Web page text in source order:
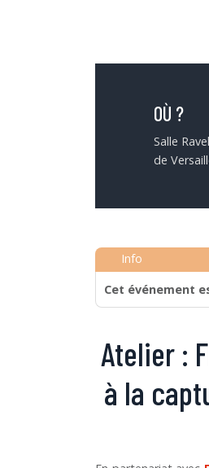
OÙ ?
Salle
de
Cet événement
Atelier :
à la